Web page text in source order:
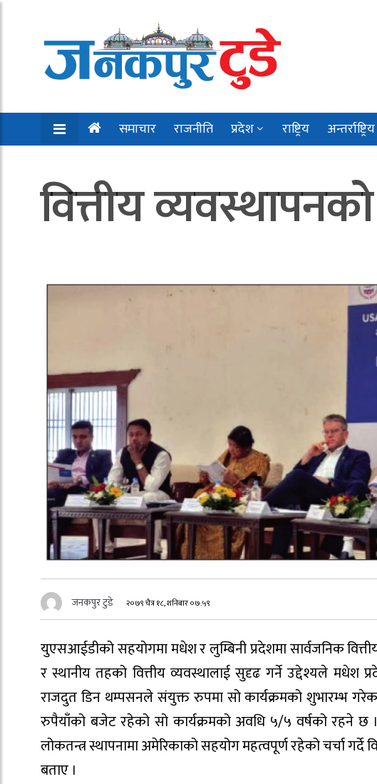
समाचार राजनीति प्रदेश राष्ट्रिय अन्तर्राष्ट्रिय
वित्तीय
जनकपुर टुडे २०७९ चैत्र १८, शनिबार ०७:५९
युएसआईडीको सहयोगमा मधेश र लुम्बिनी प्रदेशमा सार्वजनिक
र स्थानीय तहको वित्तीय व्यवस्थालाई सुदृढ गर्ने उद्देश्यले मधेश
राजदुत डिन थम्पसनले संयुक्त रुपमा सो कार्यक्रमको शुभारम्भ
रुपैयाँको बजेट रहेको सो कार्यक्रमको अवधि ५/५ वर्षको रहने छ
लोकतन्त्र स्थापनामा अमेरिकाको सहयोग महत्वपूर्ण रहेको चर्चा गर्दे
बताए ।